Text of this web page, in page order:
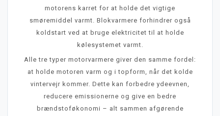
motorens karret for at holde det vigtige
smøremiddel varmt. Blokvarmere forhindrer også
koldstart ved at bruge elektricitet til at holde
kølesystemet varmt.
Alle tre typer motorvarmere giver den samme fordel:
at holde motoren varm og i topform, når det kolde
vintervejr kommer. Dette kan forbedre ydeevnen,
reducere emissionerne og give en bedre
brændstoføkonomi – alt sammen afgørende